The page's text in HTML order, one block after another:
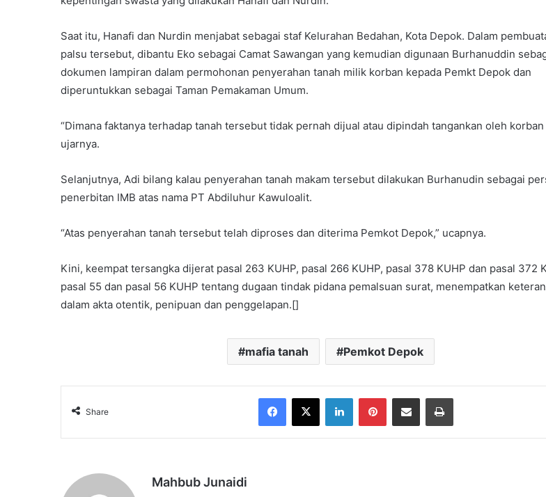
Saat itu, Hanafi dan Nurdin menjabat sebagai staf Kelurahan Bedahan, Kota Depok. Dalam
palsu tersebut, dibantu Eko sebagai Camat Sawangan yang kemudian digunaan Burhanuddin
dokumen lampiran dalam permohonan penyerahan tanah milik korban kepada Pemkt Depok dan
diperuntukkan sebagai Taman Pemakaman Umum.
“Dimana faktanya terhadap tanah tersebut tidak pernah dijual atau dipindah tangankan oleh korban
ujarnya.
Selanjutnya, Adi bilang kalau penyerahan tanah makam tersebut dilakukan Burhanudin sebagai
penerbitan IMB atas nama PT Abdiluhur Kawuloalit.
“Atas penyerahan tanah tersebut telah diproses dan diterima Pemkot Depok,” ucapnya.
Kini, keempat tersangka dijerat pasal 263 KUHP, pasal 266 KUHP, pasal 378 KUHP dan pasal 372
pasal 55 dan pasal 56 KUHP tentang dugaan tindak pidana pemalsuan surat, menempatkan
dalam akta otentik, penipuan dan penggelapan.[]
mafia tanah Pemkot Depok
Share
Facebook
X LinkedInPinterestShare via Email Print
Mahbub Junaidi